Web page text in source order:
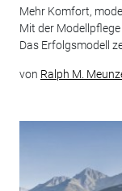
Mehr Komfort,
Mit der
Das Erfolgsmodell
von Ralph M.